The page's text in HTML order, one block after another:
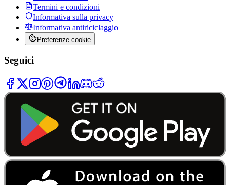
Termini e condizioni
Informativa sulla privacy
Informativa antiriciclaggio
Preferenze cookie
Seguici